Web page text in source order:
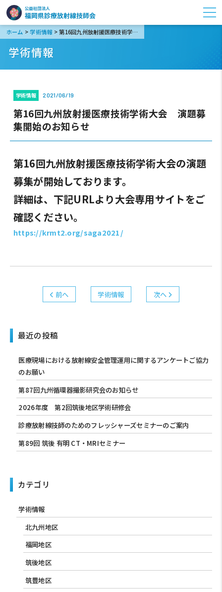
ホーム >学術情報 > 第16回九州放射援医療技術学術大会 演題募集開始のお知らせ
学術情報
学術情報 2021/06/19
第16回九州放射援医療技術学術大会 演題募
集開始のお知らせ
第16回九州放射援医療技術学術大会の演題
募集が開始しております。
詳細は、下記URLより大会専用サイトをご
確認ください。
https://krmt2.org/saga2021/
前へ 学術情報 次へ
最近の投稿
医療現場における放射線安全管理運用に関するアンケートご協力
のお願い
第87回九州循環器撮影研究会のお知らせ
2026年度 第2回筑後地区学術研修会
診療放射線技師のためのフレッシャーズセミナーのご案内
第89回 筑後 有明 CT・MRIセミナー
カテゴリ
学術情報
北九州地区
福岡地区
筑後地区
筑豊地区